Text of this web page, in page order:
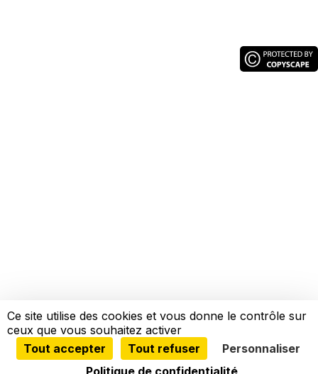
Ce site utilise des cookies et vous donne le contrôle sur
ceux que vous souhaitez activer
Tout accepter
Tout refuser
Personnaliser
Politique de confidentialité